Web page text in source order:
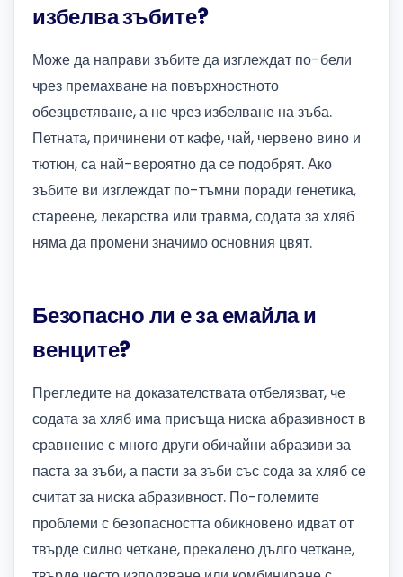
избелва зъбите?
Може да направи зъбите да изглеждат по-бели
чрез премахване на повърхностното
обезцветяване, а не чрез избелване на зъба.
Петната, причинени от кафе, чай, червено вино и
тютюн, са най-вероятно да се подобрят. Ако
зъбите ви изглеждат по-тъмни поради генетика,
стареене, лекарства или травма, содата за хляб
няма да промени значимо основния цвят.
Безопасно ли е за емайла и
венците?
Прегледите на доказателствата отбелязват, че
содата за хляб има присъща ниска абразивност в
сравнение с много други обичайни абразиви за
паста за зъби, а пасти за зъби със сода за хляб се
считат за ниска абразивност. По-големите
проблеми с безопасността обикновено идват от
твърде силно четкане, прекалено дълго четкане,